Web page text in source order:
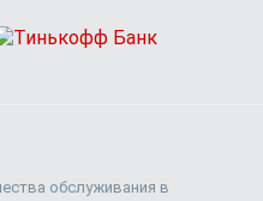
обслуживания в